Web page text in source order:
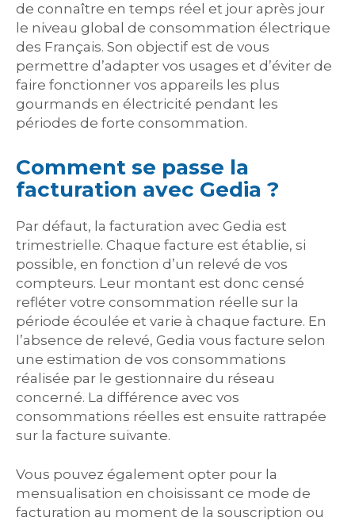
de connaître en temps réel et jour après jour
le niveau global de consommation électrique
des Français. Son objectif est de vous
permettre d’adapter vos usages et d’éviter de
faire fonctionner vos appareils les plus
gourmands en électricité pendant les
périodes de forte consommation.
Comment se passe la
facturation avec Gedia ?
Par défaut, la facturation avec Gedia est
trimestrielle. Chaque facture est établie, si
possible, en fonction d’un relevé de vos
compteurs. Leur montant est donc censé
refléter votre consommation réelle sur la
période écoulée et varie à chaque facture. En
l’absence de relevé, Gedia vous facture selon
une estimation de vos consommations
réalisée par le gestionnaire du réseau
concerné. La différence avec vos
consommations réelles est ensuite rattrapée
sur la facture suivante.
Vous pouvez également opter pour la
mensualisation en choisissant ce mode de
facturation au moment de la souscription ou